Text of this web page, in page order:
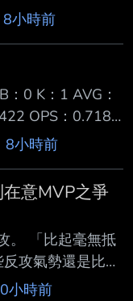
分後，6日在美
首局就轟出聯盟
4打數2安打、4
勝，收下開季2
局面登場打擊，
全壘打牆，一棒
領先；這一轟正
莎菈也因此成為
8小時前
0 K：1 AVG：
OPS：0.718
戰系列賽的第二
Gabe Speier 在
振出局 隨後八
替換上場守備
結束四連勝 系列
況 對比先前連續
8小時前
意MVP之爭
。 「比起毫無抵
攻氣勢還是比較
而且明天也有
小時前